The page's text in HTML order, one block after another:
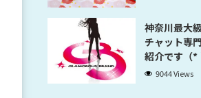
神奈川最大
チャット専
紹介です（*
9044 Views